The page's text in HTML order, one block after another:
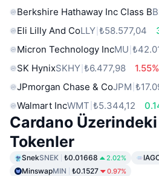
Berkshire Hathaway Inc Class B
Eli Lilly And CoLLY ₺58.577,04
Micron Technology IncMU
SK HynixSKHY ₺6.477,98
1.55%
JPmorgan Chase & CoJPM
Walmart IncWMT ₺5.344,12
Cardano
Tokenler
SnekSNEK ₺0.01668 2.02%
MinswapMIN ₺0.1527 0.97%